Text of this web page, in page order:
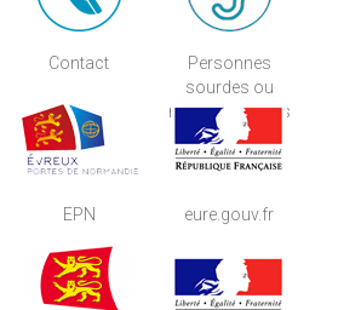
Contact
Personnes
sourdes ou
malentendantes
EPN eure.gouv.fr